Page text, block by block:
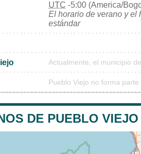
UTC -5:00 (America/
El horario de verano y el
estándar
Actualmente, el municipio
Pueblo Viejo no forma
DE PUEBLO VIEJO